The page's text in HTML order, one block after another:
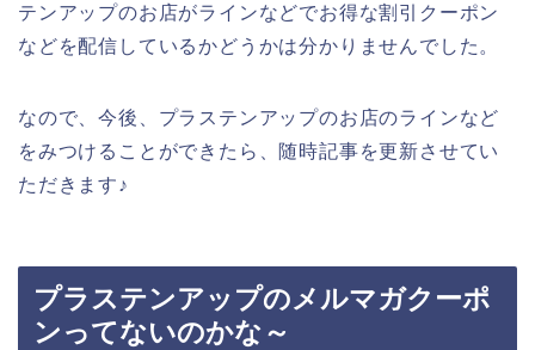
テンアップのお店がラインなどでお得な割引クーポン
などを配信しているかどうかは分かりませんでした。
なので、今後、プラステンアップのお店のラインなど
をみつけることができたら、随時記事を更新させてい
ただきます♪
プラステンアップのメルマガクーポ
ンってないのかな～